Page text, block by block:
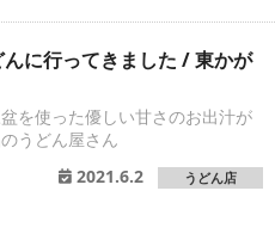
に行ってきました / 東かが
を使った優しい甘さのお出汁が
うどん屋さん
2021.6.2
うどん店